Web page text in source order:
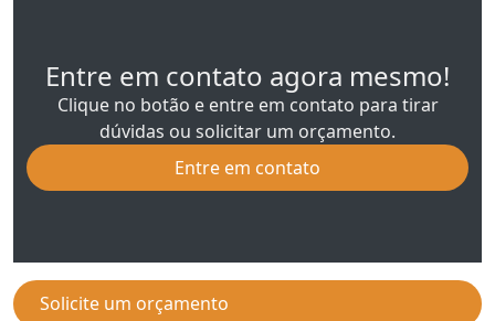
Entre em contato agora mesmo!
Clique no botão e entre em contato para tirar
dúvidas ou solicitar um orçamento.
Entre em contato
Solicite um orçamento